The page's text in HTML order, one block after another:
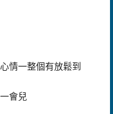
情一整個有放鬆到
會兒